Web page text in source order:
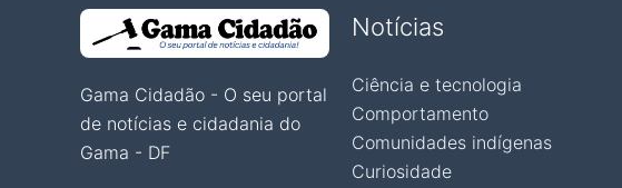
Gama Cidadão - O seu portal
de notícias e cidadania do
Gama - DF
Notícias
Ciência e tecnologia
Comportamento
Comunidades indígenas
Curiosidade